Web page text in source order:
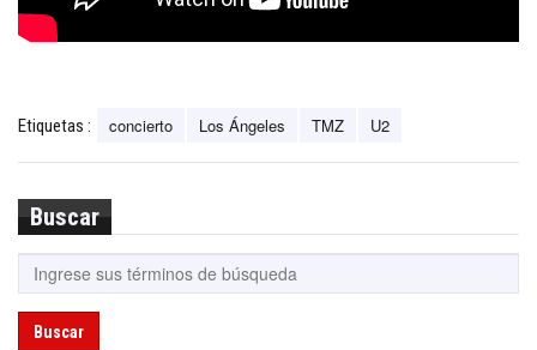
Etiquetas : concierto Los Ángeles TMZ U2
Buscar
Buscar